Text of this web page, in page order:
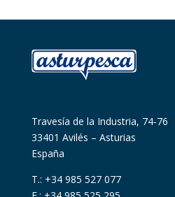
Travesía de la Industria, 74-76
33401 Avilés – Asturias
España
T.: +34 985 527 077